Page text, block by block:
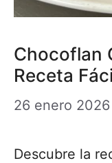
Chocoflan
Receta
26 enero 2026
Descubre la